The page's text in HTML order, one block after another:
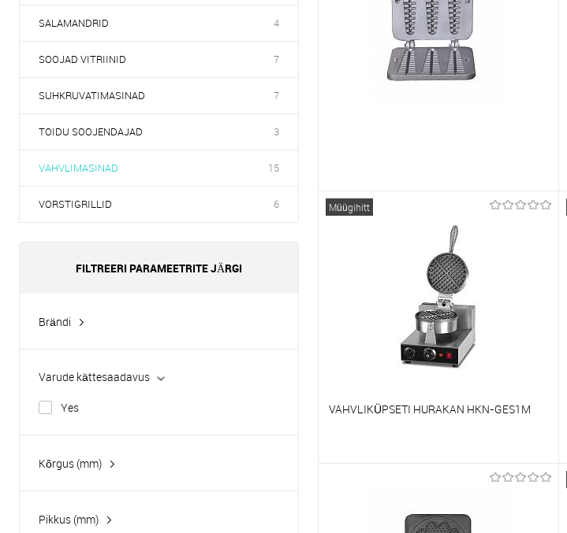
SALAMANDRID 4
SOOJAD VITRIINID 7
SUHKRUVATIMASINAD 7
TOIDU SOOJENDAJAD 3
VAHVLIMASINAD 15
VORSTIGRILLID 6
FILTREERI PARAMEETRITE JÄRGI
Brändi
Varude kättesaadavus
Yes
Kõrgus (mm)
Pikkus (mm)
Võrdlema
Müügihitt
VAHVLIKÜPSETI HURAKAN HKN-GES1M